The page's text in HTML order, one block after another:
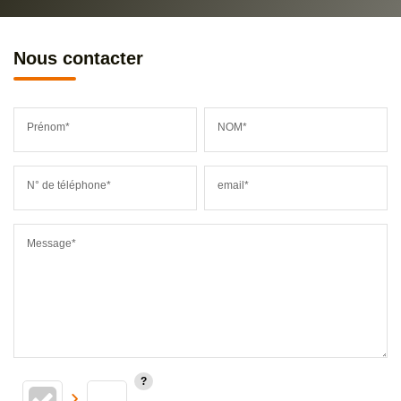
Nous contacter
Prénom* NOM*
N° de téléphone* email*
Message*